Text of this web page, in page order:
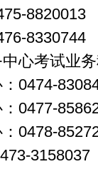
8820013
8330744
心考试业务
0474-
0477-
0478-
3158037